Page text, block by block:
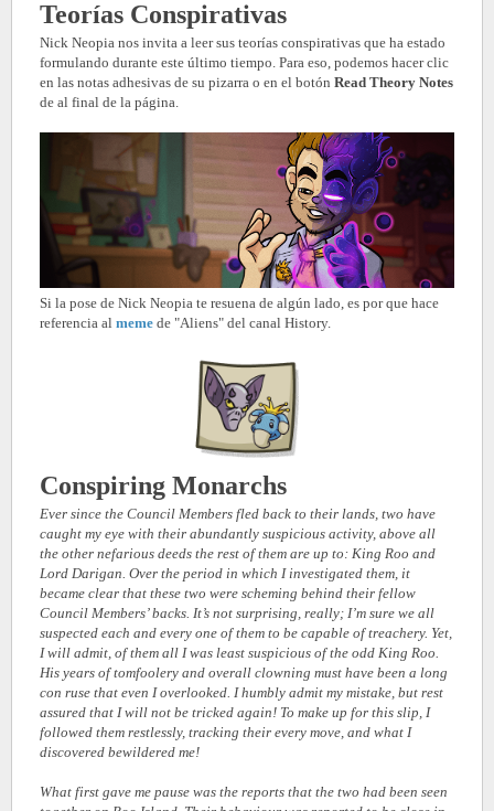
Teorías Conspirativas
Nick Neopia nos invita a leer sus teorías conspirativas que ha estado
formulando durante este último tiempo. Para eso, podemos hacer clic
en las notas adhesivas de su pizarra o en el botón Read Theory Notes
de al final de la página.
Si la pose de Nick Neopia te resuena de algún lado, es por que hace
referencia al meme de "Aliens" del canal History.
Conspiring Monarchs
Ever since the Council Members fled back to their lands, two have
caught my eye with their abundantly suspicious activity, above all
the other nefarious deeds the rest of them are up to: King Roo and
Lord Darigan. Over the period in which I investigated them, it
became clear that these two were scheming behind their fellow
Council Members’ backs. It’s not surprising, really; I’m sure we all
suspected each and every one of them to be capable of treachery. Yet,
I will admit, of them all I was least suspicious of the odd King Roo.
His years of tomfoolery and overall clowning must have been a long
con ruse that even I overlooked. I humbly admit my mistake, but rest
assured that I will not be tricked again! To make up for this slip, I
followed them restlessly, tracking their every move, and what I
discovered bewildered me!
What first gave me pause was the reports that the two had been seen